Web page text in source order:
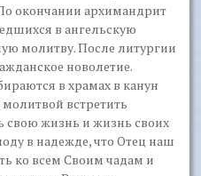
окончании архимандрит
в ангельскую
молитву. После литургии
новолетие.
в храмах в канун
встретить
свою жизнь и жизнь своих
в надежде, что Отец наш
ко всем Своим чадам и